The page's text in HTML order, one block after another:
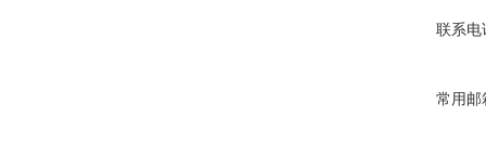
联系电
常用邮